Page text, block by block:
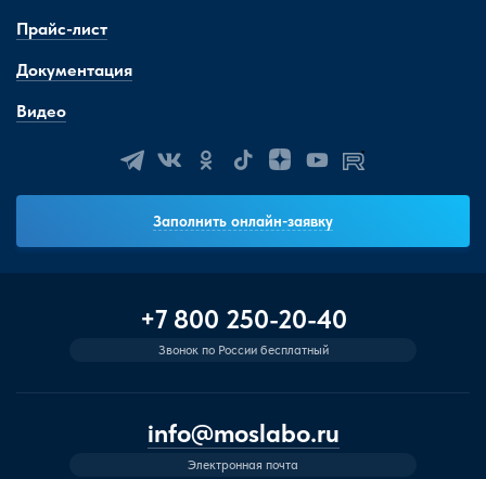
Прайс-лист
Документация
Видео
Заполнить онлайн-заявку
+7 800 250-20-40
Звонок по России бесплатный
info@moslabo.ru
Электронная почта